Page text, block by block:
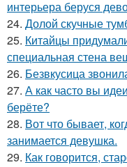
интерьера беруся
24. Долой скучные
25. Китайцы
специальная стена
26. Безвкусица
27. А как часто вы
берёте?
28. Вот что бывает,
занимается девушка.
29. Как говорится,